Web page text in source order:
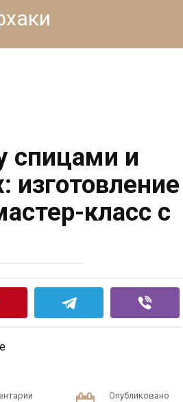
спицами и
класс с
Опубликовано